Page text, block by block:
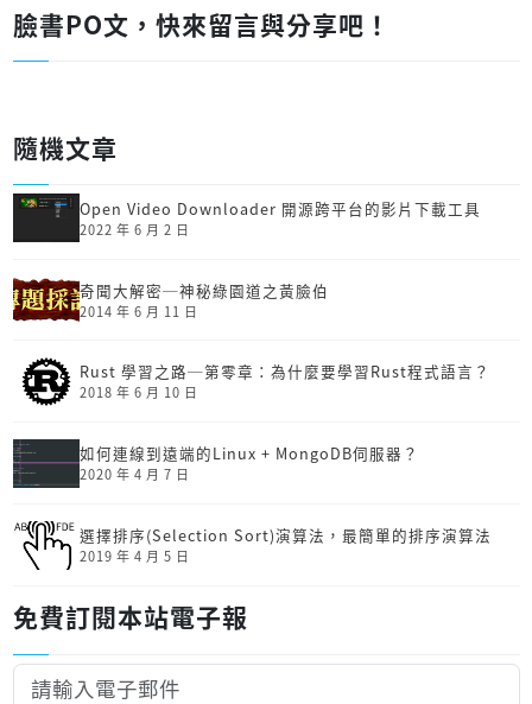
臉書PO文，快來留言與分享吧！
隨機文章
Open Video Downloader 開源跨平台的影片下載工具
2022 年 6 月 2 日
奇聞大解密─神秘綠園道之黃臉伯
2014 年 6 月 11 日
Rust 學習之路─第零章：為什麼要學習Rust程式語言？
2018 年 6 月 10 日
如何連線到遠端的Linux + MongoDB伺服器？
2020 年 4 月 7 日
選擇排序(Selection Sort)演算法，最簡單的排序演算法
2019 年 4 月 5 日
免費訂閱本站電子報